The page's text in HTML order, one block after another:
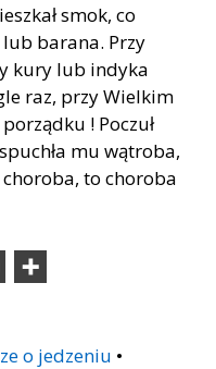
smok, co
lub barana. Przy
kury lub indyka
raz, przy Wielkim
! Poczuł
mu wątroba,
choroba, to choroba
o jedzeniu •